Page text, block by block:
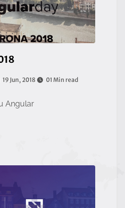
19 Jun, 2018 01 Min read
Angular